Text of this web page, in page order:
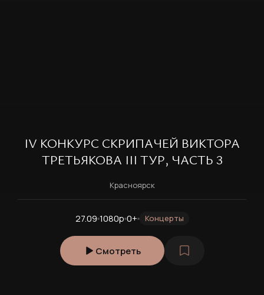
IV КОНКУРС СКРИПАЧЕЙ ВИКТОРА
ТРЕТЬЯКОВА III ТУР, ЧАСТЬ 3
Красноярск
27.09 1080p 0+ Концерты
Смотреть